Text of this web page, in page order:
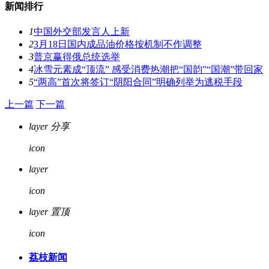
新闻排行
1中国外交部发言人上新
23月18日国内成品油价格按机制不作调整
3普京赢得俄总统选举
4冰雪元素成“顶流” 感受消费热潮把“国韵”“国潮”带回家
5“两高”首次将签订“阴阳合同”明确列举为逃税手段
上一篇 下一篇
layer 分享
icon
layer
icon
layer 置顶
icon
荔枝新闻